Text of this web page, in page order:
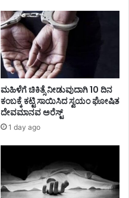
ಮಹಿಳೆಗೆ ಚಿಕಿತ್ಸೆ ನೀಡುವುದಾಗಿ 10 ದಿನ
ಕಂಬಕ್ಕೆ ಕಟ್ಟಿ ಸಾಯಿಸಿದ ಸ್ವಯಂ ಘೋಷಿತ
ದೇವಮಾನವ ಅರೆಸ್ಟ್
1 day ago